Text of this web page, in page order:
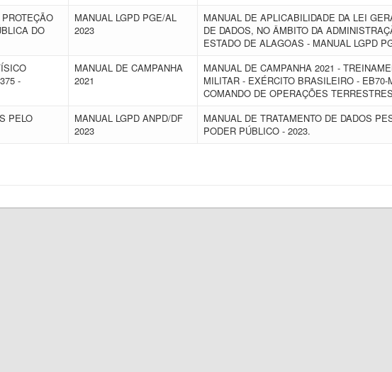
DO
MANUAL LGPD PGE/AL
2023
MANUAL DE APLICABILIDADE DA LEI
DE DADOS, NO ÂMBITO DA
ESTADO DE ALAGOAS - MANUAL LGPD
-
MANUAL DE CAMPANHA
2021
MANUAL DE CAMPANHA 2021 -
MILITAR - EXÉRCITO BRASILEIRO - EB70-
COMANDO DE OPERAÇÕES
PELO
MANUAL LGPD ANPD/DF
2023
MANUAL DE TRATAMENTO DE DADOS
PODER PÚBLICO - 2023.